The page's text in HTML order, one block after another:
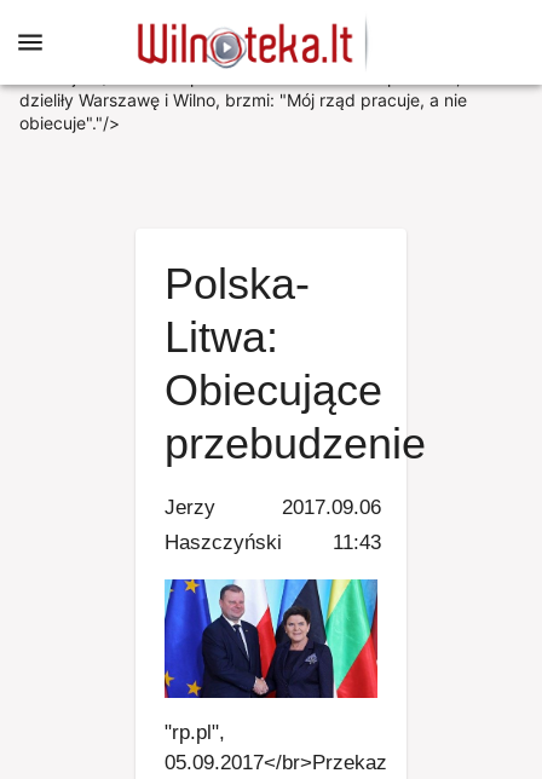
Przekaz premiera Skvernelisa w sprawach, które dzieliły
Warszawę i Wilno, brzmi: "Mój rząd pracuje, a nie
dzieliły Warszawę i Wilno, brzmi: "Mój rząd pracuje, a nie
obiecuje"."/>
Polska-
Litwa:
Obiecujące
przebudzenie
Jerzy
Haszczyński
2017.09.06
11:43
"rp.pl",
05.09.2017</br>Przekaz